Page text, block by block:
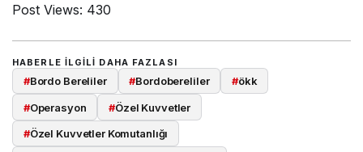
Post Views: 430
HABERLE ILGILI DAHA FAZLASI
#Bordo Bereliler #Bordobereliler #ökk
#Operasyon #Özel Kuvvetler
#Özel Kuvvetler Komutanlığı